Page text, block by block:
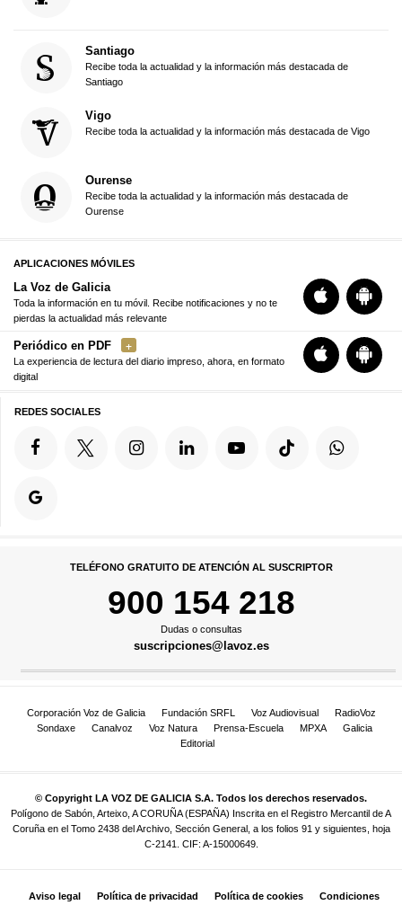
Santiago
Recibe toda la actualidad y la información más destacada de
Santiago
Vigo
Recibe toda la actualidad y la información más destacada de Vigo
Ourense
Recibe toda la actualidad y la información más destacada de
Ourense
APLICACIONES MÓVILES
La Voz de Galicia
Toda la información en tu móvil. Recibe notificaciones y no te
pierdas la actualidad más relevante
Periódico en PDF
La experiencia de lectura del diario impreso, ahora, en formato
digital
REDES SOCIALES
TELÉFONO GRATUITO DE ATENCIÓN AL SUSCRIPTOR
900 154 218
Dudas o consultas
suscripciones@lavoz.es
Corporación Voz de Galicia Fundación SRFL Voz Audiovisual
RadioVoz
Sondaxe
Canalvoz Voz Natura Prensa-Escuela MPXA
Galicia
Editorial
© Copyright LA VOZ DE GALICIA S.A. Todos los derechos reservados.
Polígono de Sabón, Arteixo, A CORUÑA (ESPAÑA) Inscrita en el Registro Mercantil de A
Coruña en el Tomo 2438 del Archivo, Sección General, a los folios 91 y siguientes, hoja
C-2141. CIF: A-15000649.
Aviso legal Política de privacidad Política de cookies Condiciones